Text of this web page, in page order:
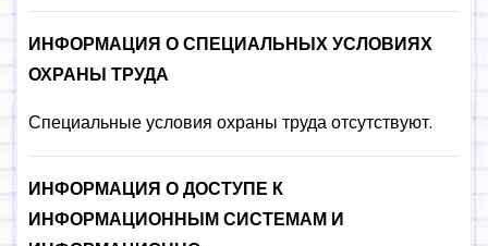
ИНФОРМАЦИЯ О СПЕЦИАЛЬНЫХ УСЛОВИЯХ
ОХРАНЫ ТРУДА
Специальные условия охраны труда отсутствуют.
ИНФОРМАЦИЯ О ДОСТУПЕ К
ИНФОРМАЦИОННЫМ СИСТЕМАМ И